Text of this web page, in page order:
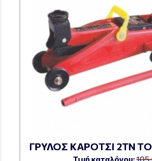
ΓΡΥΛΟΣ ΚΑΡΟΤΣΙ 2ΤΝ
Τιμή καταλόγου:105